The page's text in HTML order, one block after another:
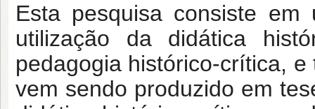
Esta pesquisa consiste
utilização da didática
pedagogia histórico-crítica,
vem sendo produzido em